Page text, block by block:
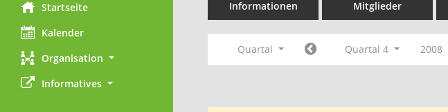
Startseite
Kalender
Organisation
Informatives
Informationen Mitglieder
Quartal Quartal 4 2008